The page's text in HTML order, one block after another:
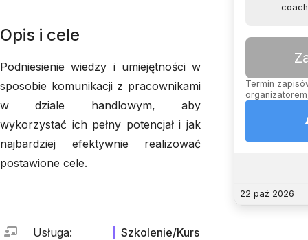
Termin
22 paź 2026
Opis i cele
Podniesienie wiedzy i umiejętności w
sposobie komunikacji z pracownikami
w dziale handlowym, aby
wykorzystać ich pełny potencjał i jak
najbardziej efektywnie realizować
postawione cele.
Usługa: Szkolenie/Kurs